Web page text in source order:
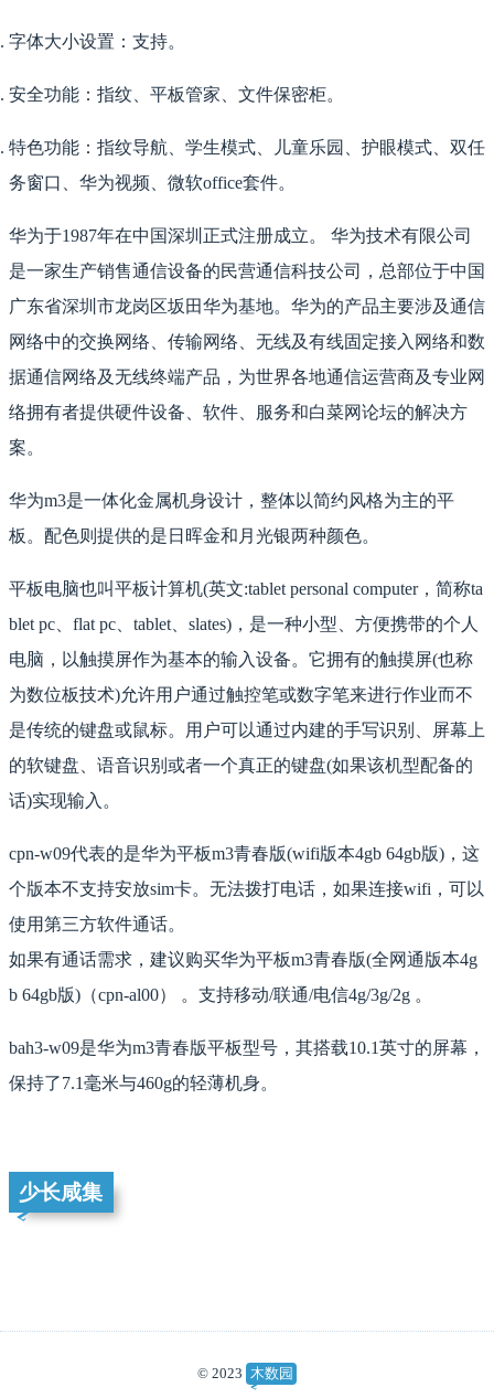
字体大小设置：支持。
安全功能：指纹、平板管家、文件保密柜。
特色功能：指纹导航、学生模式、儿童乐园、护眼模式、双任
务窗口、华为视频、微软office套件。
华为于1987年在中国深圳正式注册成立。 华为技术有限公司
是一家生产销售通信设备的民营通信科技公司，总部位于中国
广东省深圳市龙岗区坂田华为基地。华为的产品主要涉及通信
网络中的交换网络、传输网络、无线及有线固定接入网络和数
据通信网络及无线终端产品，为世界各地通信运营商及专业网
络拥有者提供硬件设备、软件、服务和白菜网论坛的解决方
案。
华为m3是一体化金属机身设计，整体以简约风格为主的平
板。配色则提供的是日晖金和月光银两种颜色。
平板电脑也叫平板计算机(英文:tablet personal computer，简称ta
blet pc、flat pc、tablet、slates)，是一种小型、方便携带的个人
电脑，以触摸屏作为基本的输入设备。它拥有的触摸屏(也称
为数位板技术)允许用户通过触控笔或数字笔来进行作业而不
是传统的键盘或鼠标。用户可以通过内建的手写识别、屏幕上
的软键盘、语音识别或者一个真正的键盘(如果该机型配备的
话)实现输入。
cpn-w09代表的是华为平板m3青春版(wifi版本4gb 64gb版)，这
个版本不支持安放sim卡。无法拨打电话，如果连接wifi，可以
使用第三方软件通话。
如果有通话需求，建议购买华为平板m3青春版(全网通版本4g
b 64gb版)（cpn-al00） 。支持移动/联通/电信4g/3g/2g 。
bah3-w09是华为m3青春版平板型号，其搭载10.1英寸的屏幕，
保持了7.1毫米与460g的轻薄机身。
少长咸集
© 2023 木数园